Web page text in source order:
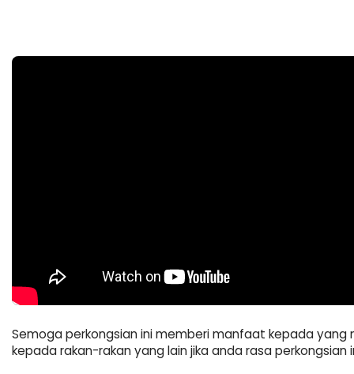
Semoga perkongsian ini memberi manfaat kepada yang
kepada rakan-rakan yang lain jika anda rasa